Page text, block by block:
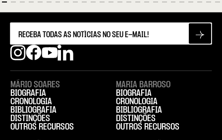
MÁRIO SOARES
BIOGRAFIA
CRONOLOGIA
BIBLIOGRAFIA
DISTINÇÕES
OUTROS RECURSOS
MARIA BARROSO
BIOGRAFIA
CRONOLOGIA
BIBLIOGRAFIA
DISTINÇÕES
OUTROS RECURSOS